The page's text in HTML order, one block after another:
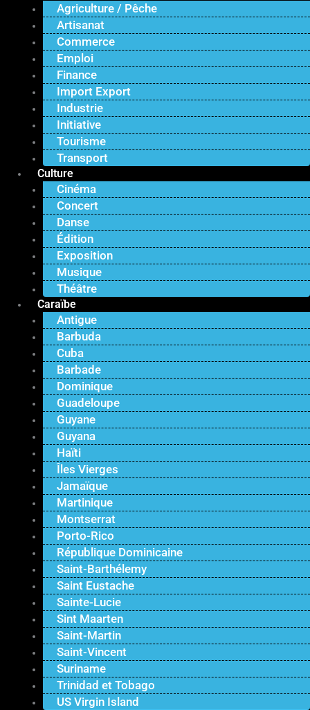
Agriculture / Pêche
Artisanat
Commerce
Emploi
Finance
Import Export
Industrie
Initiative
Tourisme
Transport
Culture
Cinéma
Concert
Danse
Édition
Exposition
Musique
Théâtre
Caraïbe
Antigue
Barbuda
Cuba
Barbade
Dominique
Guadeloupe
Guyane
Guyana
Haïti
Îles Vierges
Jamaïque
Martinique
Montserrat
Porto-Rico
République Dominicaine
Saint-Barthélemy
Saint Eustache
Sainte-Lucie
Sint Maarten
Saint-Martin
Saint-Vincent
Suriname
Trinidad et Tobago
US Virgin Island